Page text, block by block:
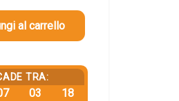
al carrello
TRA:
03 17